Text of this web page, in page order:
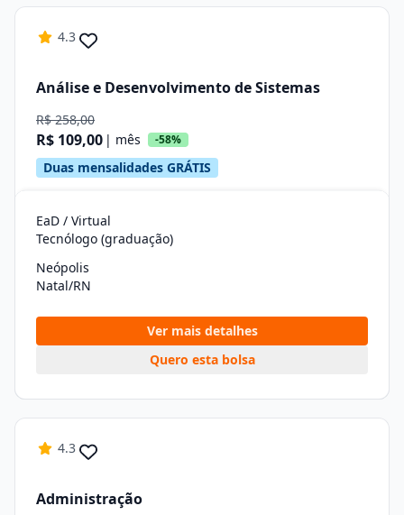
4.3
Análise e Desenvolvimento de Sistemas
R$ 258,00
R$ 109,00 | mês -58%
Duas mensalidades GRÁTIS
EaD / Virtual
Tecnólogo (graduação)
Neópolis
Natal/RN
Ver mais detalhes
Quero esta bolsa
4.3
Administração